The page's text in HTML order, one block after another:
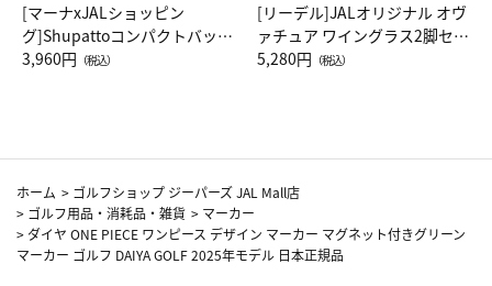
[マーナxJALショッピン
グ]Shupattoコンパクトバッグ
Drop JAL客室乗務員（LC）ス
3,960円 （税込）
[リーデル]JALオリジナル オヴ
ァチュア ワイングラス2脚セッ
ト（レッドワイン）
5,280円 （税込）
ホーム > ゴルフショップ ジーパーズ JAL Mall店
> ゴルフ用品・消耗品・雑貨 > マーカー
> ダイヤ ONE PIECE ワンピース デザイン マーカー マグネット付きグリーン
マーカー ゴルフ DAIYA GOLF 2025年モデル 日本正規品